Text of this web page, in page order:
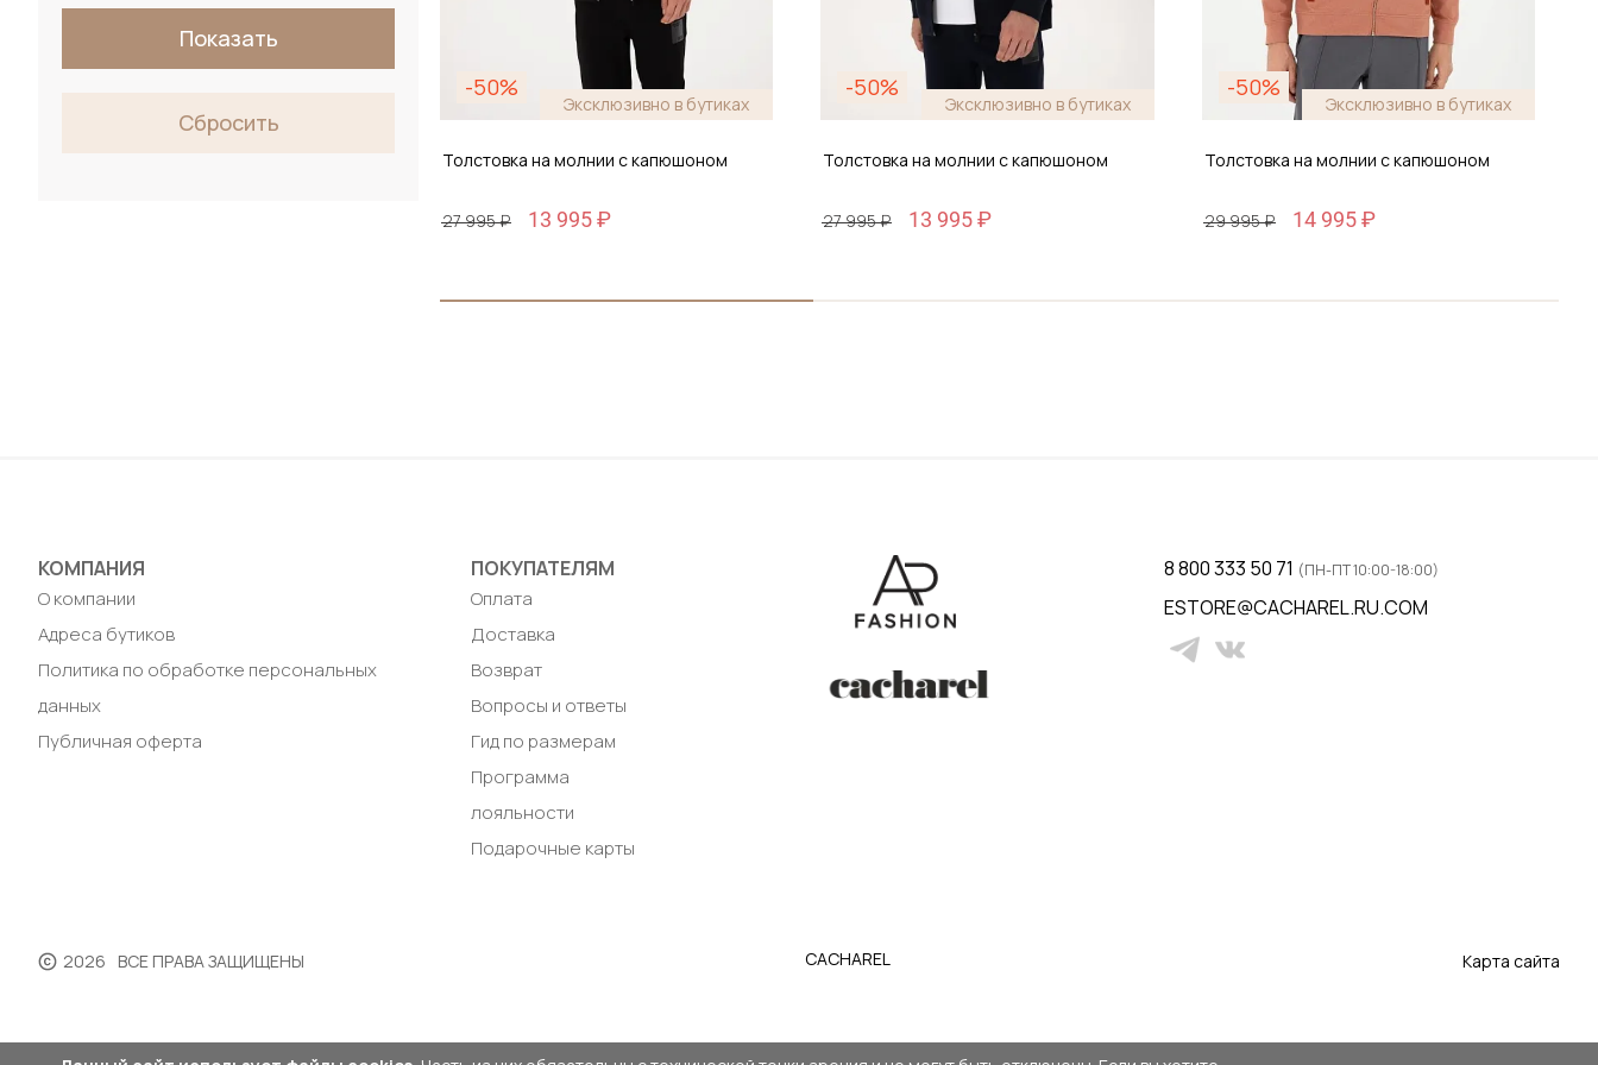
Показать
Сбросить
-50%
Эксклюзивно в бутиках
Толстовка на молнии с капюшоном
27 995 ₽ 13 995 ₽
Размер
-50%
Эксклюзивно в бутиках
Толстовка на молнии с капюшоном
27 995 ₽ 13 995 ₽
Размер
-50%
Эксклюзивно в бутиках
Толстовка на молнии с капюшоном
29 995 ₽ 14 995 ₽
Размер
КОМПАНИЯ
О компании
Адреса бутиков
Политика по обработке персональных
данных
Публичная оферта
ПОКУПАТЕЛЯМ
Оплата
Доставка
Возврат
Вопросы и ответы
Гид по размерам
Программа
лояльности
Подарочные карты
8 800 333 50 71 (ПН-ПТ 10:00-18:00)
ESTORE@CACHAREL.RU.COM
2026 ВСЕ ПРАВА ЗАЩИЩЕНЫ CACHAREL Карта сайта